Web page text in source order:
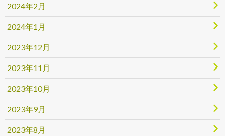
2024年2月
2024年1月
2023年12月
2023年11月
2023年10月
2023年9月
2023年8月